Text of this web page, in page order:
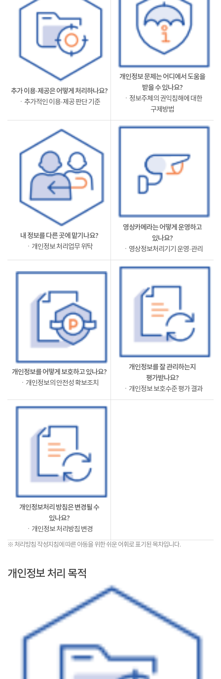
추가 이용·제공은 어떻게 처리하나요?
ㆍ추가적인 이용·제공 판단 기준
개인정보 문제는 어디에서 도움을
받을 수 있나요?
ㆍ정보주체의 권익침해에 대한
구제방법
내 정보를 다른 곳에 맡기나요?
ㆍ개인정보 처리업무 위탁
영상카메라는 어떻게 운영하고
있나요?
ㆍ영상정보처리기기 운영·관리
개인정보를 어떻게 보호하고 있나요?
ㆍ개인정보의 안전성 확보조치
개인정보를 잘 관리하는지
평가받나요?
ㆍ개인정보 보호수준 평가 결과
개인정보처리 방침은 변경될 수
있나요?
ㆍ개인정보 처리방침 변경
※ 처리방침 작성지침에 따른 아동을 위한 쉬운 어휘로 표기된 목차입니다.
개인정보 처리 목적